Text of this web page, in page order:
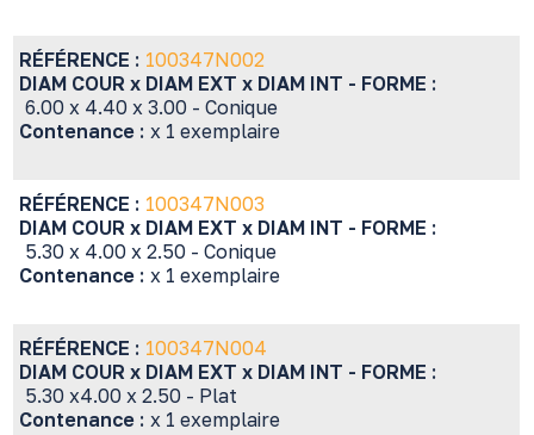
RÉFÉRENCE : 100347N002
DIAM COUR x DIAM EXT x DIAM INT - FORME :
6.00 x 4.40 x 3.00 - Conique
Contenance : x 1 exemplaire
RÉFÉRENCE : 100347N003
DIAM COUR x DIAM EXT x DIAM INT - FORME :
5.30 x 4.00 x 2.50 - Conique
Contenance : x 1 exemplaire
RÉFÉRENCE : 100347N004
DIAM COUR x DIAM EXT x DIAM INT - FORME :
5.30 x4.00 x 2.50 - Plat
Contenance : x 1 exemplaire